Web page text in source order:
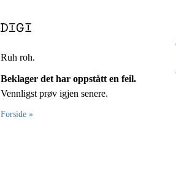
Ruh roh.
Beklager det har oppstått en feil.
Vennligst prøv igjen senere.
Forside »